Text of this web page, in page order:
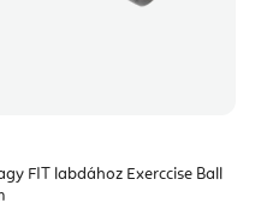
FIT labdához Exerccise Ball